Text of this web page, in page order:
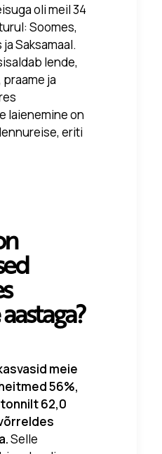
oli meil 34
Soomes,
Saksamaal.
lende,
ja
laienemine on
eriti
meie
56%,
62,0
Selle